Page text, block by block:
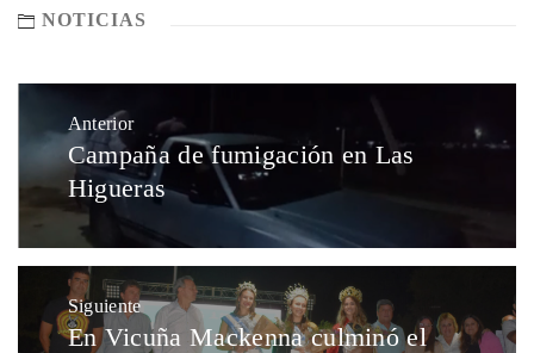
NOTICIAS
Anterior
Campaña de fumigación en Las
Higueras
Siguiente
En Vicuña Mackenna culminó el